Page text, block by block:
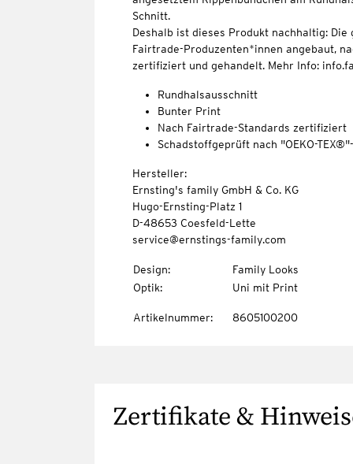
Schnitt.
Deshalb ist dieses Produkt nachhaltig:
Fairtrade-Produzenten*innen angebaut,
zertifiziert und gehandelt. Mehr Info:
Rundhalsausschnitt
Bunter Print
Nach Fairtrade-Standards zertifiziert
Schadstoffgeprüft nach "OEKO-
Hersteller:
Ernsting's family GmbH & Co. KG
Hugo-Ernsting-Platz 1
D-48653 Coesfeld-Lette
service@ernstings-family.com
Design:
Family Looks
Optik: Uni mit Print
Artikelnummer: 8605100200
Zertifikate &